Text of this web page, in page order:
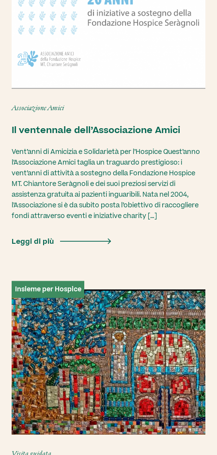
Associazione Amici
Il ventennale dell’Associazione Amici
Vent’anni di Amicizia e Solidarietà per l’Hospice Quest’anno
l’Associazione Amici taglia un traguardo prestigioso: i
vent’anni di attività a sostegno della Fondazione Hospice
MT. Chiantore Seràgnoli e dei suoi preziosi servizi di
assistenza gratuita ai pazienti inguaribili. Nata nel 2004,
l’Associazione si è da subito posta l’obiettivo di raccogliere
fondi attraverso eventi e iniziative charity […]
Leggi di più
Insieme per Hospice